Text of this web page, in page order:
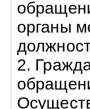
органы
2.